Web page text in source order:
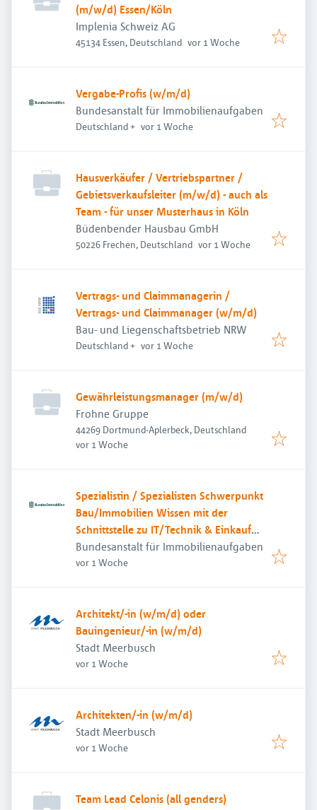
(m/w/d) Essen/Köln
Implenia Schweiz AG
45134 Essen, Deutschland Veröffentlicht
vor 1 Woche
Vergabe-Profis (w/m/d)
Bundesanstalt für Immobilienaufgaben
Deutschland+ Veröffentlicht
vor 1 Woche
Hausverkäufer / Vertriebspartner /
Gebietsverkaufsleiter (m/w/d) - auch als
Team - für unser Musterhaus in Köln
Büdenbender Hausbau GmbH
50226 Frechen, Deutschland Veröffentlicht
vor 1 Woche
Vertrags- und Claimmanagerin /
Vertrags- und Claimmanager (w/m/d)
Bau- und Liegenschaftsbetrieb NRW
Deutschland+ Veröffentlicht
vor 1 Woche
Gewährleistungsmanager (m/w/d)
Frohne Gruppe
44269 Dortmund-Aplerbeck, Deutschland
Veröffentlicht
vor 1 Woche
Spezialistin / Spezialisten Schwerpunkt
Bau/Immobilien Wissen mit der
Schnittstelle zu IT/Technik & Einkauf
(m/w/d)
Bundesanstalt für Immobilienaufgaben
Veröffentlicht
vor 1 Woche
Architekt/-in (w/m/d) oder
Bauingenieur/-in (w/m/d)
Stadt Meerbusch
Veröffentlicht
vor 1 Woche
Architekten/-in (w/m/d)
Stadt Meerbusch
Veröffentlicht
vor 1 Woche
Team Lead Celonis (all genders)